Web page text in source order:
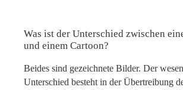
Was ist der Unterschied zwischen
und einem Cartoon?
Beides sind gezeichnete Bilder. Der
Unterschied besteht in der Übertreibung